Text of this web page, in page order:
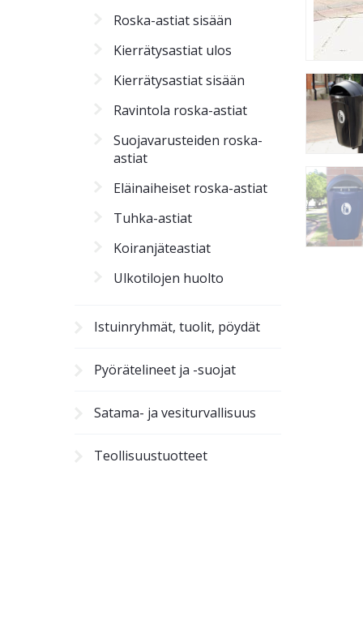
Roska-astiat sisään
Kierrätysastiat ulos
Kierrätysastiat sisään
Ravintola roska-astiat
Suojavarusteiden roska-
astiat
Eläinaiheiset roska-astiat
Tuhka-astiat
Koiranjäteastiat
Ulkotilojen huolto
Istuinryhmät, tuolit, pöydät
Pyörätelineet ja -suojat
Satama- ja vesiturvallisuus
Teollisuustuotteet